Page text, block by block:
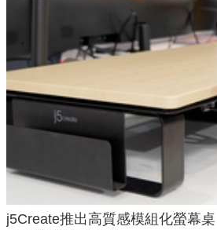
j5Create推出高質感模組化螢幕